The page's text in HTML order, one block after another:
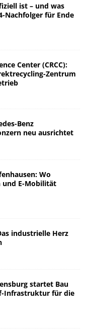
ist – und was
Nachfolger für Ende
Center (CRCC):
Zentrum
Benz
neu ausrichtet
Wo
und E-Mobilität
industrielle Herz
startet Bau
Infrastruktur für die